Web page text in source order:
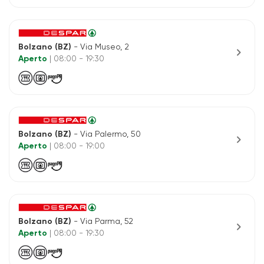
Bolzano (BZ) - Via Museo, 2
Aperto
| 08:00 - 19:30 chevron_right
Bolzano (BZ) - Via Palermo, 50
Aperto
| 08:00 - 19:00 chevron_right
Bolzano (BZ) - Via Parma, 52
Aperto
| 08:00 - 19:30 chevron_right